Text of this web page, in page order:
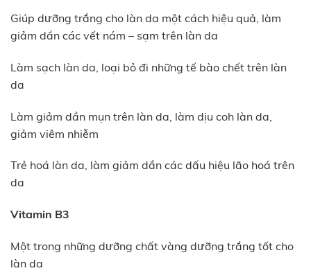
Giúp dưỡng trắng cho làn da một cách hiệu quả, làm
giảm dần các vết nám – sạm trên làn da
Làm sạch làn da, loại bỏ đi những tế bào chết trên làn
da
Làm giảm dần mụn trên làn da, làm dịu coh làn da,
giảm viêm nhiễm
Trẻ hoá làn da, làm giảm dần các dấu hiệu lão hoá trên
da
Vitamin B3
Một trong những dưỡng chất vàng dưỡng trắng tốt cho
làn da